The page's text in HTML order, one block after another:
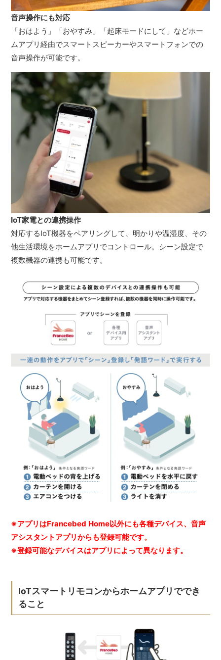
音声操作にも対応
「おはよう」「おやすみ」「起床モードにして」などホー
ムアプリ経由でスマートスピーカーやスマートフォンでの
音声操作が可能です。
IoT家電との連携操作
対応するIoT機器をペアリングして、明かりや温湿度、その
他生活環境をホームアプリでコントロール。シーン設定で
複数機器の連携も可能です。
※アプリはFrancebed Home以外にも各種デバイス、音声
アシスタントアプリからも登録可能です。
※登録可能なデバイスはアプリによって異なります。
IoTスマートリモコンからホームアプリででき
ること